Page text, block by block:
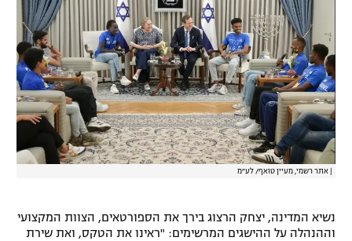
לוח דרושים – ג'ובנט
תגיות
המגזין
אתר רשמי, מעיין טואף/ לע״מ
נשיא המדינה, יצחק הרצוג בירך את הספורטאים, הצוות המקצועי
וההנהלה על ההישגים המרשימים: "ראינו את הטקס, ואת שירת